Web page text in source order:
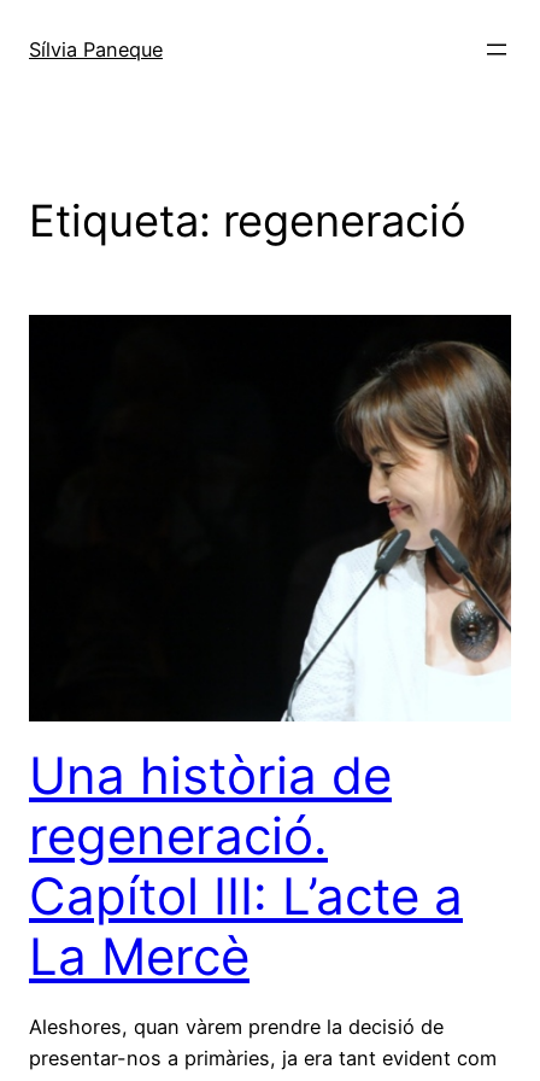
Sílvia Paneque
Etiqueta: regeneració
Una història de
regeneració.
Capítol III: L’acte a
La Mercè
Aleshores, quan vàrem prendre la decisió de
presentar-nos a primàries, ja era tant evident com